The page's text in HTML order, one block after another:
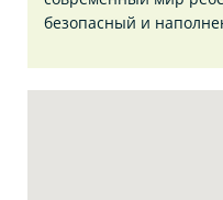
безопасный и